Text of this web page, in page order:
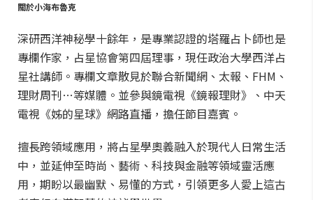
關於小海布魯克
深研西洋神秘學十餘年，是專業認證的塔羅占卜師也是
專欄作家，占星協會第四屆理事，現任政治大學西洋占
星社講師。專欄文章散見於聯合新聞網、太報、FHM、
理財周刊…等媒體。並參與鏡電視《鏡報理財》、中天
電視《姊的星球》網路直播，擔任節目嘉賓。
擅長跨領域應用，將占星學奧義融入於現代人日常生活
中，並延伸至時尚、藝術、科技與金融等領域靈活應
用，期盼以最幽默、易懂的方式，引領更多人愛上這古